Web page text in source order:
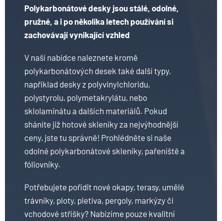
Polykarbonátové desky jsou stálé, odolné,
pružné, a i po několika letech používání si
zachovávají vynikající vzhled
V naší nabídce naleznete kromě
polykarbonátových desek také další typy,
například desky z polyvinylchloridu,
polystyrolu, polymetakrylátu, nebo
sklolaminátu a dalších materiálů. Pokud
sháníte již hotové skleníky za nejvýhodnější
ceny, jste tu správně! Prohlédněte si naše
odolné polykarbonátové skleníky, pařeniště a
fóliovníky.
Potřebujete pořídit nové okapy, terasy, umělé
trávníky, ploty, pletiva, pergoly, markýzy či
vchodové stříšky? Nabízíme pouze kvalitní